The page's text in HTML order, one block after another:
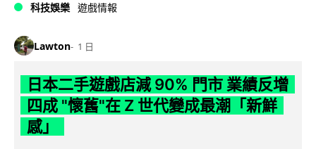
科技娛樂 遊戲情報
Lawton 1 日
日本二手遊戲店減 90% 門市 業績反增
四成 "懷舊"在 Z 世代變成最潮「新鮮
感」